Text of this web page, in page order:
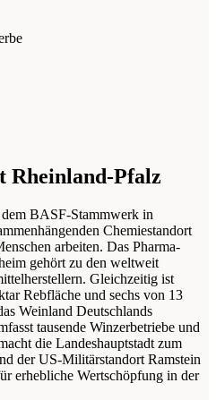
Rheinland-Pfalz
BASF-Stammwerk in
Chemiestandort
arbeiten. Das Pharma-
gehört zu den weltweit
Gleichzeitig ist
Rebfläche und sechs von 13
Weinland Deutschlands
tausende Winzerbetriebe und
die Landeshauptstadt zum
der US-Militärstandort Ramstein
erhebliche Wertschöpfung in der